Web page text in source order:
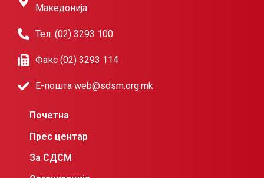
Македонија
Тел. (02) 3293 100
Факс (02) 3293 114
Е-пошта web@sdsm.org.mk
Почетна
Прес центар
За СДСМ